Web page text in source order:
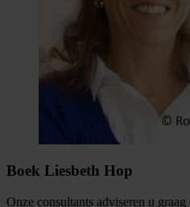
Boek Liesbeth Hop
Onze consultants adviseren u